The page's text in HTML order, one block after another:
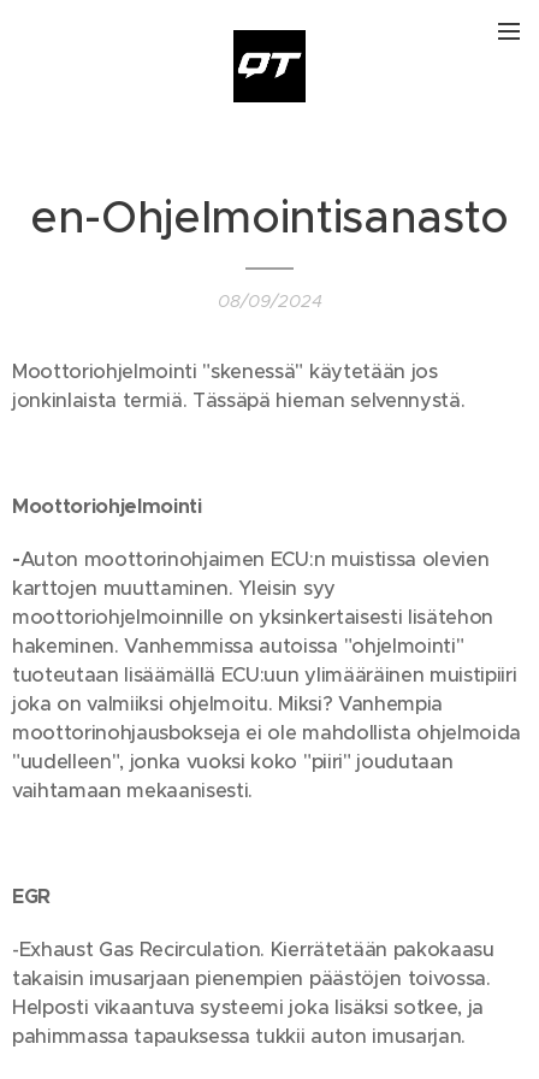
en-Ohjelmointisanasto
08/09/2024
Moottoriohjelmointi "skenessä" käytetään jos
jonkinlaista termiä. Tässäpä hieman selvennystä.
Moottoriohjelmointi
-Auton moottorinohjaimen ECU:n muistissa olevien
karttojen muuttaminen. Yleisin syy
moottoriohjelmoinnille on yksinkertaisesti lisätehon
hakeminen. Vanhemmissa autoissa "ohjelmointi"
tuoteutaan lisäämällä ECU:uun ylimääräinen muistipiiri
joka on valmiiksi ohjelmoitu. Miksi? Vanhempia
moottorinohjausbokseja ei ole mahdollista ohjelmoida
"uudelleen", jonka vuoksi koko "piiri" joudutaan
vaihtamaan mekaanisesti.
EGR
-Exhaust Gas Recirculation. Kierrätetään pakokaasu
takaisin imusarjaan pienempien päästöjen toivossa.
Helposti vikaantuva systeemi joka lisäksi sotkee, ja
pahimmassa tapauksessa tukkii auton imusarjan.